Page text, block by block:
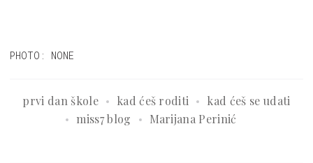
PHOTO: NONE
prvi dan škole kad ćeš roditi
kad ćeš se udati
miss7 blog
Marijana Perinić